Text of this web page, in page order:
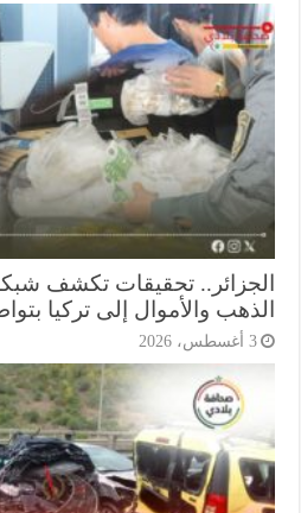
تحقيقات تكشف شبكة
والأموال إلى تركيا بتواطؤ